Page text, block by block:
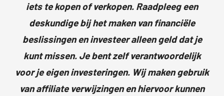
iets te kopen of verkopen. Raadpleeg een
deskundige bij het maken van financiële
beslissingen en investeer alleen geld dat je
kunt missen. Je bent zelf verantwoordelijk
voor je eigen investeringen. Wij maken gebruik
van affiliate verwijzingen en hiervoor kunnen